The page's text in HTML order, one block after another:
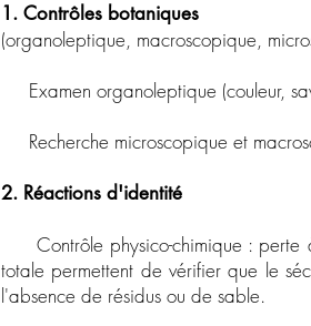
1. Contrôles botaniques
(organoleptique, macroscopique,
Examen organoleptique (couleur,
Recherche microscopique et
2. Réactions d'identité
Contrôle physico-chimique : perte
totale permettent de vérifier que le
l'absence de résidus ou de sable.